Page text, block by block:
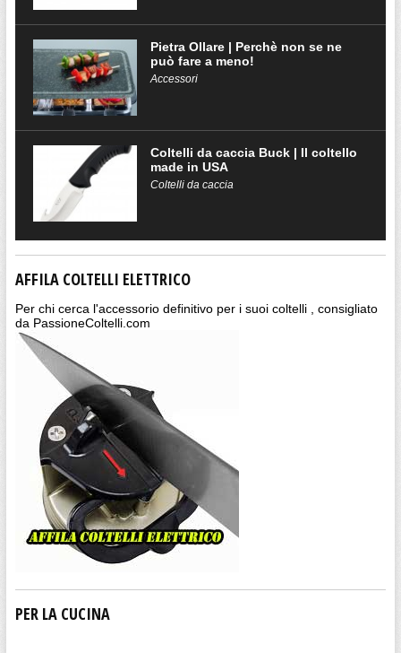
Pietra Ollare | Perchè non se ne
può fare a meno!
Accessori
Coltelli da caccia Buck | Il coltello
made in USA
Coltelli da caccia
AFFILA COLTELLI ELETTRICO
Per chi cerca l'accessorio definitivo per i suoi coltelli , consigliato
da PassioneColtelli.com
PER LA CUCINA